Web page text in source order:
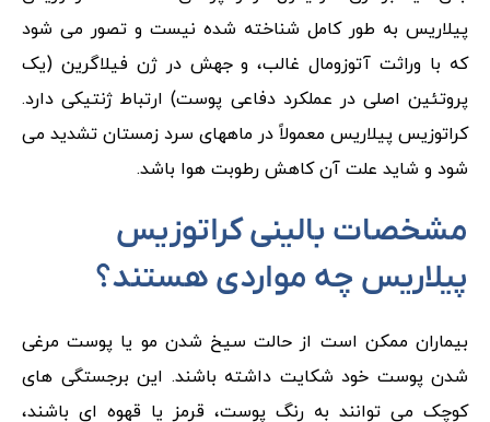
پیلاریس به طور کامل شناخته شده نیست و تصور می شود
که با وراثت آتوزومال غالب، و جهش در ژن فیلاگرین (یک
پروتئین اصلی در عملکرد دفاعی پوست) ارتباط ژنتیکی دارد.
کراتوزیس پیلاریس معمولاً در ماههای سرد زمستان تشدید می
شود و شاید علت آن کاهش رطوبت هوا باشد.
مشخصات بالینی کراتوزیس
پیلاریس چه مواردی هستند؟
بیماران ممکن است از حالت سیخ شدن مو یا پوست مرغی
شدن پوست خود شکایت داشته باشند. این برجستگی های
کوچک می توانند به رنگ پوست، قرمز یا قهوه ای باشند،